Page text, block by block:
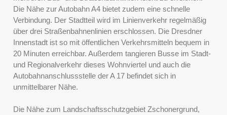
Die Nähe zur Autobahn A4 bietet zudem eine schnelle
Verbindung. Der Stadtteil wird im Linienverkehr regelmäßig
über drei Straßenbahnenlinien erschlossen. Die Dresdner
Innenstadt ist so mit öffentlichen Verkehrsmitteln bequem in
20 Minuten erreichbar. Außerdem tangieren Busse im Stadt-
und Regionalverkehr dieses Wohnviertel und auch die
Autobahnanschlussstelle der A 17 befindet sich in
unmittelbarer Nähe.
Die Nähe zum Landschaftsschutzgebiet Zschonergrund,